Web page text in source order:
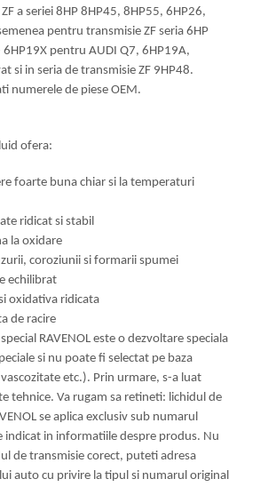
a seriei 8HP 8HP45, 8HP55, 6HP26,
pentru transmisie ZF seria 6HP
pentru AUDI Q7, 6HP19A,
si in seria de transmisie ZF 9HP48.
numerele de piese OEM.
ofera:
foarte buna chiar si la temperaturi
ridicat si stabil
la oxidare
coroziunii si formarii spumei
echilibrat
oxidativa ridicata
de racire
RAVENOL este o dezvoltare speciala
si nu poate fi selectat pe baza
etc.). Prin urmare, s-a luat
tehnice. Va rugam sa retineti: lichidul de
se aplica exclusiv sub numarul
indicat in informatiile despre produs. Nu
de transmisie corect, puteti adresa
auto cu privire la tipul si numarul original